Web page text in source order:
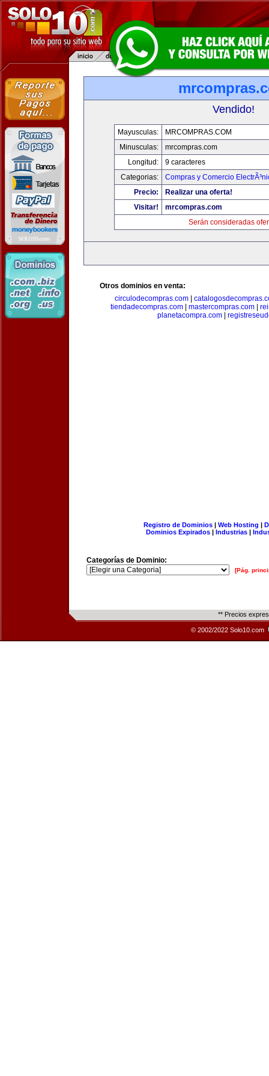
Vendido!
Mayusculas:
MRCOMPRAS.COM
Minusculas:
mrcompras.com
Longitud:
9 caracteres
Categorias:
Compras y Comercio
Precio:
Realizar una oferta!
Visitar!
mrcompras.com
Serán consideradas
Otros dominios en venta:
circulodecompras.com|
tiendadecompras.com| mastercompras.com|
planetacompra.com
Registro de Dominios| Web Hosting |
Dominios Expirados | Industrias |
Categorías de Dominio:
[Pág.
** Precios
© 2002/2022 Solo10.com